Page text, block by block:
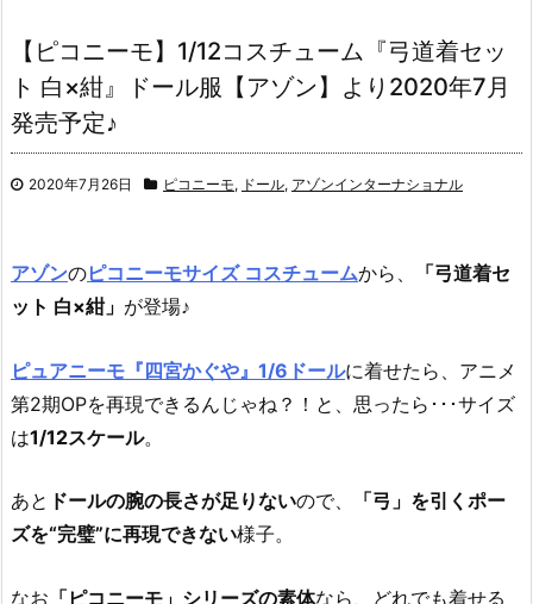
【ピコニーモ】1/12コスチューム『弓道着セッ
ト 白×紺』ドール服【アゾン】より2020年7月
発売予定♪
2020年7月26日 ピコニーモ, ドール, アゾンインターナショナル
アゾンのピコニーモサイズ コスチュームから、
「弓道着セ
ット 白×紺」 が登場♪
ピュアニーモ『四宮かぐや』1/6ドールに着せたら、アニメ
第2期OPを再現できるんじゃね？！と、思ったら･･･サイズ
は1/12スケール。
あと ドールの腕の長さが足りないので、
「弓」を引くポー
ズを“完璧”に再現できない様子。
なお 「ピコニーモ」シリーズの素体なら、どれでも着せる